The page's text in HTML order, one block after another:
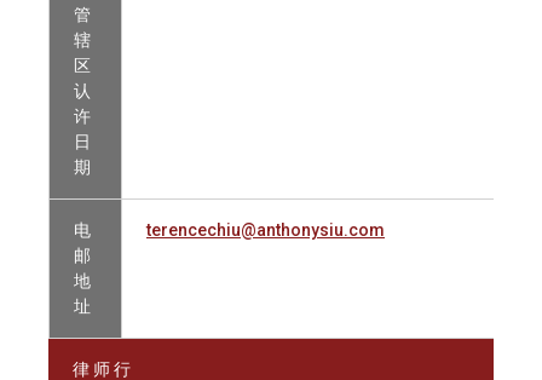
管
辖
区
认
许
日
期
电
邮
地
址
terencechiu@anthonysiu.com
律 师 行